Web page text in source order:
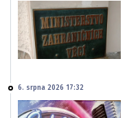
6. srpna 2026 17:32